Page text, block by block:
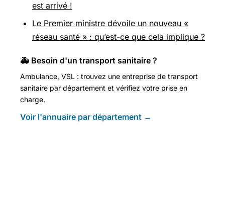
est arrivé !
Le Premier ministre dévoile un nouveau «
réseau santé » : qu’est-ce que cela implique ?
🚑 Besoin d'un transport sanitaire ?
Ambulance, VSL : trouvez une entreprise de transport
sanitaire par département et vérifiez votre prise en
charge.
Voir l'annuaire par département →